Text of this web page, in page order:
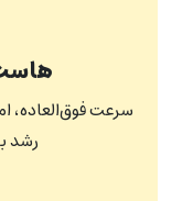
سرعت فوق‌العاده،
رشد